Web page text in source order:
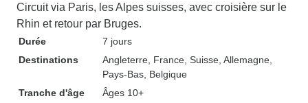
Circuit via Paris, les Alpes suisses, avec croisière sur le
Rhin et retour par Bruges.
Durée
7 jours
Destinations
Angleterre , France , Suisse , Allemagne
Pays-Bas , Belgique
Tranche d'âge
Âges 10+